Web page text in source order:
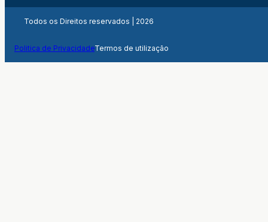
Todos os Direitos reservados | 2026
Politica de PrivacidadeTermos de utilização